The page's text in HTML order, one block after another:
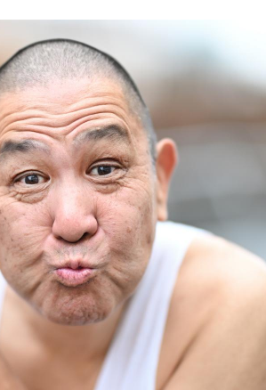
た“NPB聞... 「クマが悪者扱
・森保一監督...
もっと見る
もっと見る